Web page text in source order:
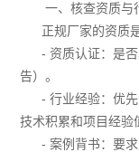
一、核查资质与
正规厂家的资质
- 资质认证：是
告）。
- 行业经验：优
技术积累和项目经验
- 案例背书：要